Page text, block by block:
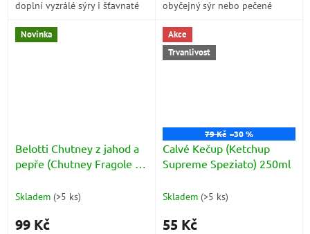
doplní vyzrálé sýry i šťavnaté
promění každé pohoštění v...
obyčejný sýr nebo pečené
Stačí jedna lžička a na stole
se...
Novinka
Belotti Chutney z jahod a
pepře (Chutney Fragole e
Skladem (>5 ks)
99 Kč
Akce
Trvanlivost
79 Kč –30 %
Calvé Kečup (Ketchup
Supreme Speziato) 250ml
Skladem (>5 ks)
55 Kč